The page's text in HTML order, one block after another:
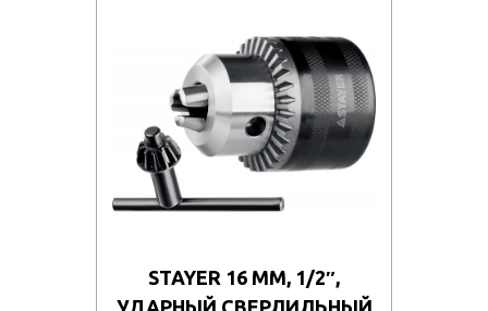
STAYER 16 ММ, 1/2″,
УДАРНЫЙ СВЕРЛИЛЬНЫЙ